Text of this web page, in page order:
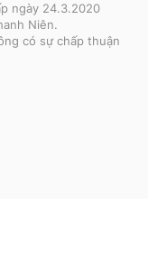
ngày 24.3.2020
Niên.
có sự chấp thuận